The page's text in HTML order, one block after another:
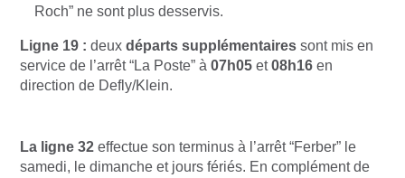
Roch” ne sont plus desservis.
Ligne 19 : deux départs supplémentaires sont mis en
service de l’arrêt “La Poste” à 07h05 et08h16 en
direction de Defly/Klein.
La ligne 32 effectue son terminus à l’arrêt “Ferber” le
samedi, le dimanche et jours fériés. En complément de